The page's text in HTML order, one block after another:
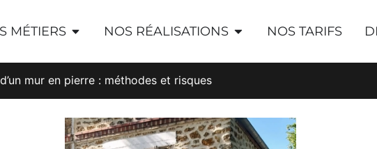
MÉTIERS NOS RÉALISATIONS NOS TARIFS
mur en pierre : méthodes et risques